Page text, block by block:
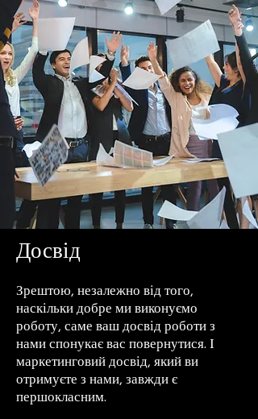
Досвід
Зрештою, незалежно від того,
наскільки добре ми виконуємо
роботу, саме ваш досвід роботи з
нами спонукає вас повернутися. І
маркетинговий досвід, який ви
отримуєте з нами, завжди є
першокласним.